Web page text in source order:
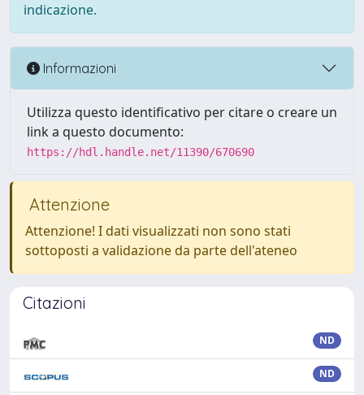
indicazione.
Informazioni
Utilizza questo identificativo per citare o creare un
link a questo documento:
https://hdl.handle.net/11390/670690
Attenzione
Attenzione! I dati visualizzati non sono stati
sottoposti a validazione da parte dell'ateneo
Citazioni
ND
ND